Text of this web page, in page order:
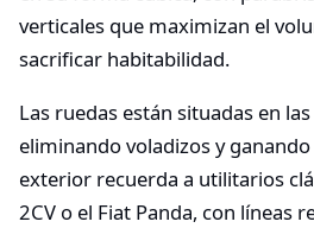
verticales que maximizan el
sacrificar habitabilidad.
Las ruedas están situadas en
eliminando voladizos y
exterior recuerda a utilitarios
2CV o el Fiat Panda, con líneas